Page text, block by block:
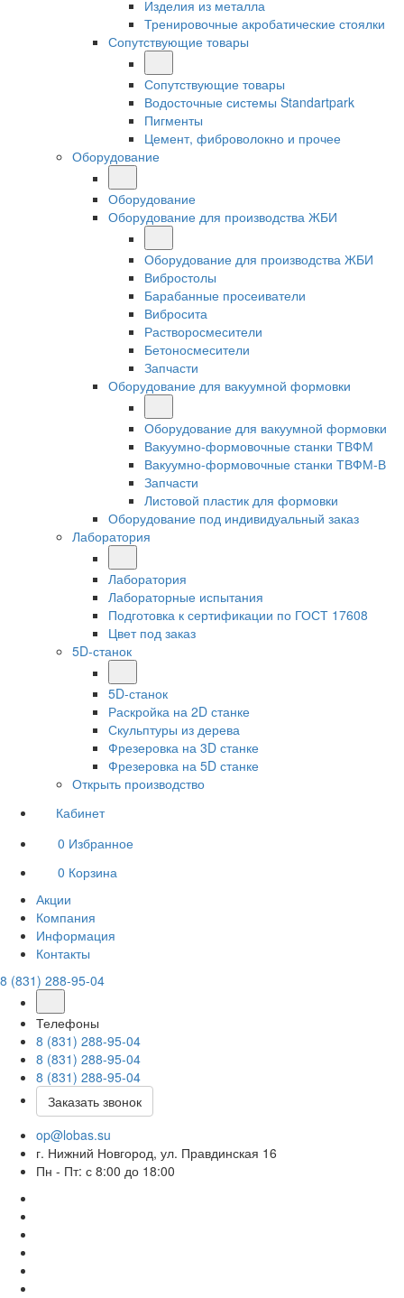
Изделия из металла
Тренировочные акробатические стоялки
Сопутствующие товары
Сопутствующие товары
Водосточные системы Standartpark
Пигменты
Цемент, фиброволокно и прочее
Оборудование
Оборудование
Оборудование для производства ЖБИ
Оборудование для производства ЖБИ
Вибростолы
Барабанные просеиватели
Вибросита
Растворосмесители
Бетоносмесители
Запчасти
Оборудование для вакуумной формовки
Оборудование для вакуумной формовки
Вакуумно-формовочные станки ТВФМ
Вакуумно-формовочные станки ТВФМ-В
Запчасти
Листовой пластик для формовки
Оборудование под индивидуальный заказ
Лаборатория
Лаборатория
Лабораторные испытания
Подготовка к сертификации по ГОСТ 17608
Цвет под заказ
5D-станок
5D-станок
Раскройка на 2D станке
Скульптуры из дерева
Фрезеровка на 3D станке
Фрезеровка на 5D станке
Открыть производство
Кабинет
0 Избранное
0 Корзина
Акции
Компания
Информация
Контакты
8 (831) 288-95-04
Телефоны
8 (831) 288-95-04
8 (831) 288-95-04
8 (831) 288-95-04
Заказать звонок
op@lobas.su
г. Нижний Новгород, ул. Правдинская 16
Пн - Пт: с 8:00 до 18:00